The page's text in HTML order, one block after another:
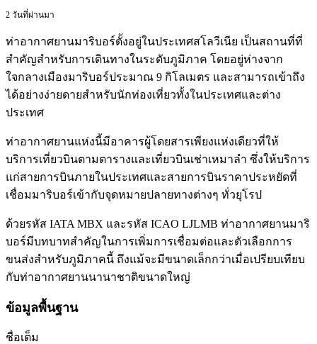
2 วันที่ผ่านมา
ท่าอากาศยานมาริบอร์ตั้งอยู่ในประเทศสโลวีเนีย เป็นสถานที่ที่
สำคัญสำหรับการเดินทางในระดับภูมิภาค โดยอยู่ห่างจาก
ใจกลางเมืองมาริบอร์ประมาณ 9 กิโลเมตร และสามารถเข้าถึง
ได้อย่างง่ายดายสำหรับนักท่องเที่ยวทั้งในประเทศและต่าง
ประเทศ
ท่าอากาศยานแห่งนี้มีอาคารผู้โดยสารเพียงแห่งเดียวที่ให้
บริการเที่ยวบินตามตารางและเที่ยวบินเช่าเหมาลำ ซึ่งให้บริการ
แก่สายการบินภายในประเทศและสายการบินราคาประหยัดที่
เชื่อมมาริบอร์เข้ากับจุดหมายปลายทางต่างๆ ทั่วยุโรป
ด้วยรหัส IATA MBX และรหัส ICAO LJLMB ท่าอากาศยานมาริ
บอร์มีบทบาทสำคัญในการเพิ่มการเชื่อมต่อและตัวเลือกการ
ขนส่งสำหรับภูมิภาคนี้ ถึงแม้จะมีขนาดเล็กกว่าเมื่อเปรียบเทียบ
กับท่าอากาศยานนานาชาติขนาดใหญ่
ข้อมูลพื้นฐาน
ชื่อเต็ม